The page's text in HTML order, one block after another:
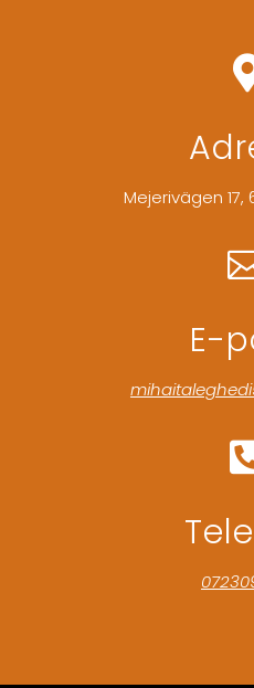
Mejerivägen 17,
E-